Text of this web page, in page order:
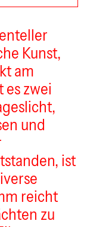
Kunst,
am
zwei
und
ist
reicht
zu